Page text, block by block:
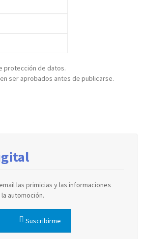
protección de datos.
ser aprobados antes de publicarse.
las primicias y las informaciones
automoción.
Suscribirme